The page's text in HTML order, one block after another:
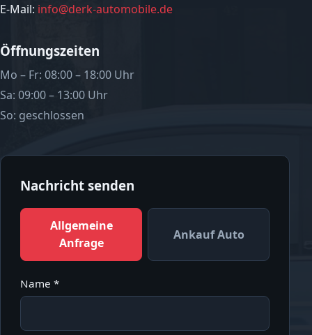
E-Mail: info@derk-automobile.de
Öffnungszeiten
Mo – Fr: 08:00 – 18:00 Uhr
Sa: 09:00 – 13:00 Uhr
So: geschlossen
Nachricht senden
Allgemeine
Anfrage
Ankauf Auto
Name *